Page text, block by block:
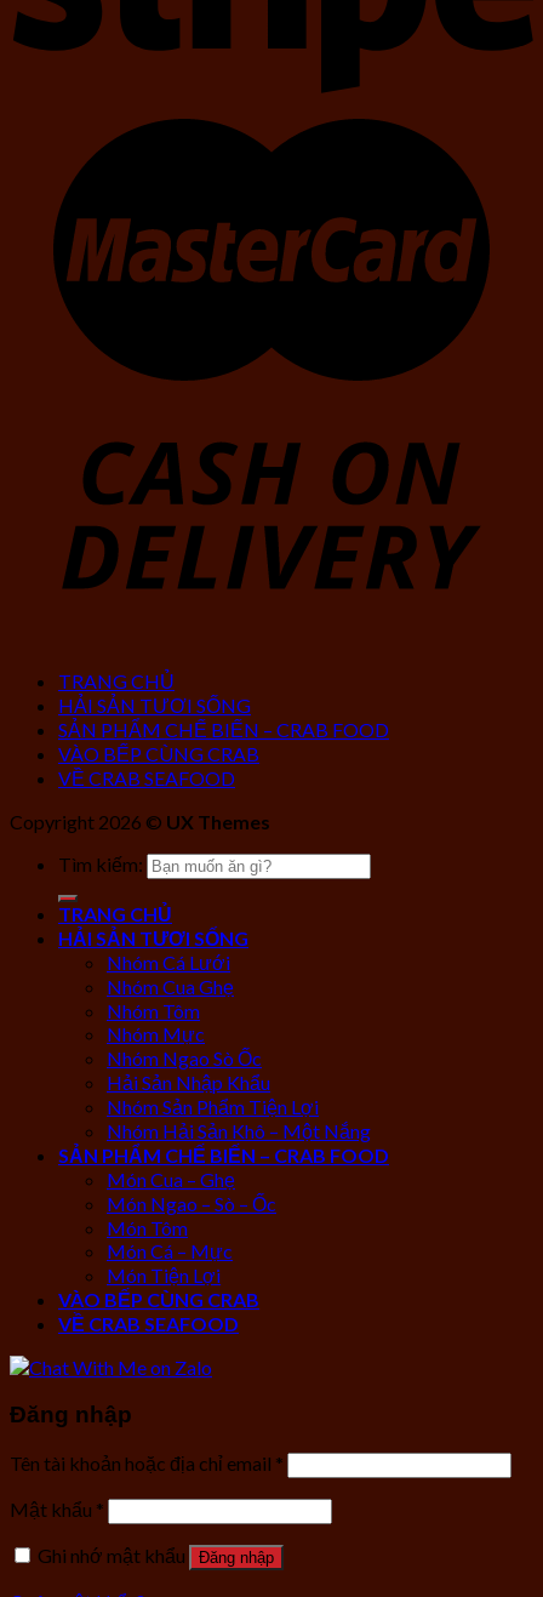
TRANG CHỦ
HẢI SẢN TƯƠI SỐNG
SẢN PHẨM CHẾ BIẾN – CRAB FOOD
VÀO BẾP CÙNG CRAB
VỀ CRAB SEAFOOD
Copyright 2026 © UX Themes
Tìm kiếm:
TRANG CHỦ
HẢI SẢN TƯƠI SỐNG
Nhóm Cá Lưới
Nhóm Cua Ghẹ
Nhóm Tôm
Nhóm Mực
Nhóm Ngao Sò Ốc
Hải Sản Nhập Khẩu
Nhóm Sản Phẩm Tiện Lợi
Nhóm Hải Sản Khô – Một Nắng
SẢN PHẨM CHẾ BIẾN – CRAB FOOD
Món Cua – Ghẹ
Món Ngao – Sò – Ốc
Món Tôm
Món Cá – Mực
Món Tiện Lợi
VÀO BẾP CÙNG CRAB
VỀ CRAB SEAFOOD
Đăng nhập
Tên tài khoản hoặc địa chỉ email *
Mật khẩu *
Ghi nhớ mật khẩu
Đăng nhập